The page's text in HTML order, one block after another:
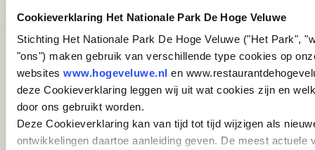
Cookieverklaring Het Nationale Park De Hoge Veluwe
Stichting Het Nationale Park De Hoge Veluwe ("Het Park",
"ons") maken gebruik van verschillende type cookies op
websites www.hogeveluwe.nl en
deze Cookieverklaring leggen wij uit wat cookies zijn en
door ons gebruikt worden.
Deze Cookieverklaring kan van tijd tot tijd wijzigen als
ontwikkelingen daartoe aanleiding geven. De meest actuele
VORIGE